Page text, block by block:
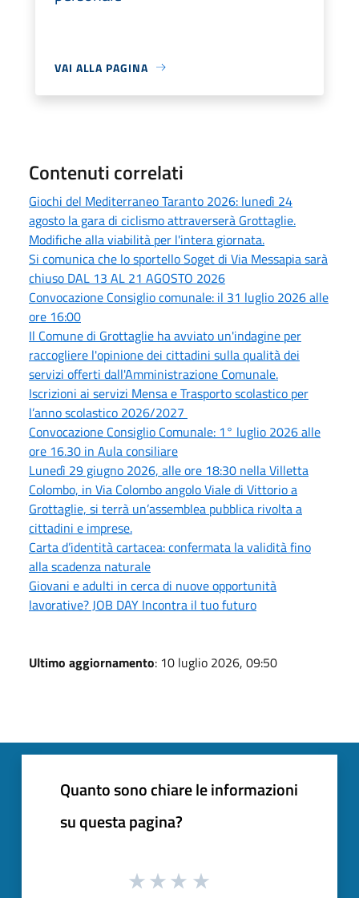
VAI ALLA PAGINA
Contenuti correlati
Giochi del Mediterraneo Taranto 2026: lunedì 24
agosto la gara di ciclismo attraverserà Grottaglie.
Modifiche alla viabilità per l'intera giornata.
Si comunica che lo sportello Soget di Via Messapia sarà
chiuso DAL 13 AL 21 AGOSTO 2026
Convocazione Consiglio comunale: il 31 luglio 2026 alle
ore 16:00
Il Comune di Grottaglie ha avviato un'indagine per
raccogliere l'opinione dei cittadini sulla qualità dei
servizi offerti dall'Amministrazione Comunale.
Iscrizioni ai servizi Mensa e Trasporto scolastico per
l’anno scolastico 2026/2027
Convocazione Consiglio Comunale: 1° luglio 2026 alle
ore 16.30 in Aula consiliare
Lunedì 29 giugno 2026, alle ore 18:30 nella Villetta
Colombo, in Via Colombo angolo Viale di Vittorio a
Grottaglie, si terrà un’assemblea pubblica rivolta a
cittadini e imprese.
Carta d’identità cartacea: confermata la validità fino
alla scadenza naturale
Giovani e adulti in cerca di nuove opportunità
lavorative? JOB DAY Incontra il tuo futuro
Ultimo aggiornamento: 10 luglio 2026, 09:50
Quanto sono chiare le informazioni
su questa pagina?